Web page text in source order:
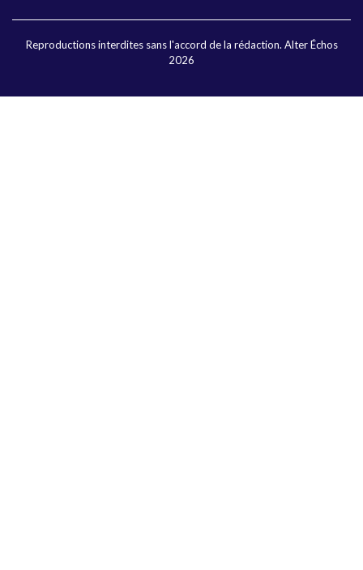
Reproductions interdites sans l'accord de la rédaction. Alter Échos
2026